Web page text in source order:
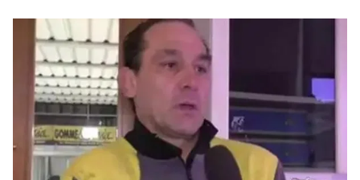
che si tratta di legittima difesa occorrerà sempre fare
delle indagini